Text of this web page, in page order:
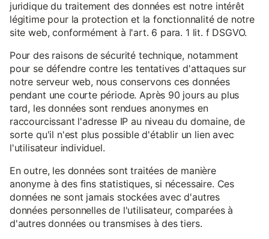
juridique du traitement des données est notre intérêt
légitime pour la protection et la fonctionnalité de notre
site web, conformément à l'art. 6 para. 1 lit. f DSGVO.
Pour des raisons de sécurité technique, notamment
pour se défendre contre les tentatives d'attaques sur
notre serveur web, nous conservons ces données
pendant une courte période. Après 90 jours au plus
tard, les données sont rendues anonymes en
raccourcissant l'adresse IP au niveau du domaine, de
sorte qu'il n'est plus possible d'établir un lien avec
l'utilisateur individuel.
En outre, les données sont traitées de manière
anonyme à des fins statistiques, si nécessaire. Ces
données ne sont jamais stockées avec d'autres
données personnelles de l'utilisateur, comparées à
d'autres données ou transmises à des tiers.